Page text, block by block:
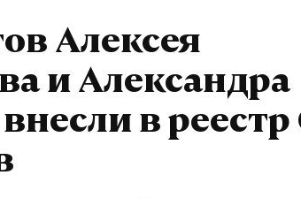
Алексея
и Александра
в